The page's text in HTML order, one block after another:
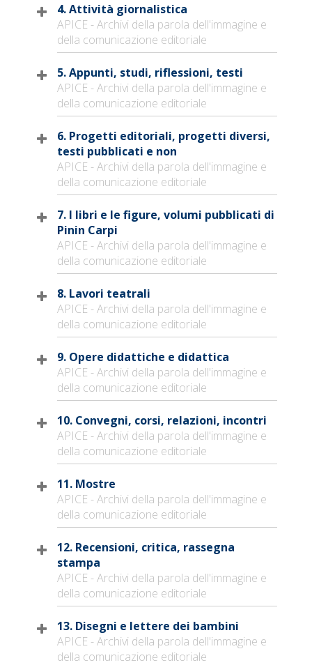
4. Attività giornalistica
APICE - Archivi della parola dell'immagine e
della comunicazione editoriale
5. Appunti, studi, riflessioni, testi
APICE - Archivi della parola dell'immagine e
della comunicazione editoriale
6. Progetti editoriali, progetti diversi,
testi pubblicati e non
APICE - Archivi della parola dell'immagine e
della comunicazione editoriale
7. I libri e le figure, volumi pubblicati di
Pinin Carpi
APICE - Archivi della parola dell'immagine e
della comunicazione editoriale
8. Lavori teatrali
APICE - Archivi della parola dell'immagine e
della comunicazione editoriale
9. Opere didattiche e didattica
APICE - Archivi della parola dell'immagine e
della comunicazione editoriale
10. Convegni, corsi, relazioni, incontri
APICE - Archivi della parola dell'immagine e
della comunicazione editoriale
11. Mostre
APICE - Archivi della parola dell'immagine e
della comunicazione editoriale
12. Recensioni, critica, rassegna
stampa
APICE - Archivi della parola dell'immagine e
della comunicazione editoriale
13. Disegni e lettere dei bambini
APICE - Archivi della parola dell'immagine e
della comunicazione editoriale